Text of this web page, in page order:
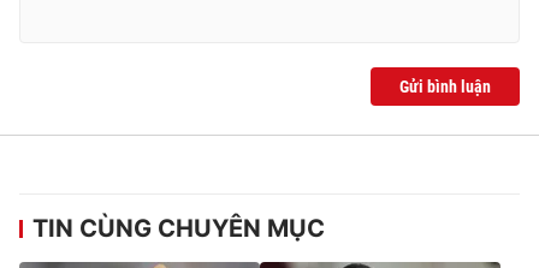
Gửi bình luận
TIN CÙNG CHUYÊN MỤC